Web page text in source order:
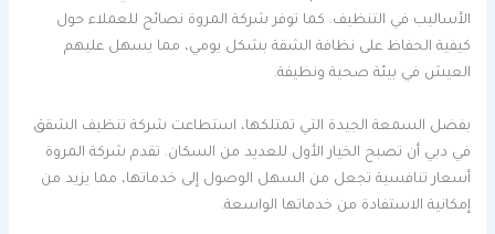
الأساليب في التنظيف. كما توفر شركة المروة نصائح للعملاء حول
كيفية الحفاظ على نظافة الشقة بشكل يومي، مما يسهل عليهم
العيش في بيئة صحية ونظيفة.
بفضل السمعة الجيدة التي تمتلكها، استطاعت شركة تنظيف الشقق
في دبي أن تصبح الخيار الأول للعديد من السكان. تقدم شركة المروة
أسعار تنافسية تجعل من السهل الوصول إلى خدماتها، مما يزيد من
إمكانية الاستفادة من خدماتها الواسعة.